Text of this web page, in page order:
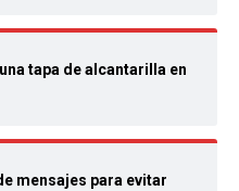
tapa de alcantarilla en
mensajes para evitar